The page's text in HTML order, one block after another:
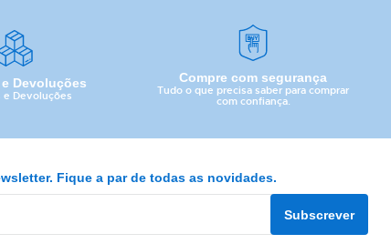
Devoluções
e Devoluções
Compre com segurança
Tudo o que precisa saber para comprar
com confiança.
Fique a par de todas as novidades.
Subscrever